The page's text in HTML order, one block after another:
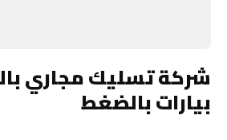
شركة تسليك مجاري
بيارات بالضغط